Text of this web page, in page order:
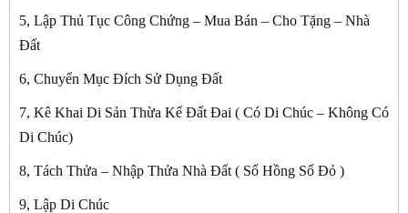
5, Lập Thủ Tục Công Chứng – Mua Bán – Cho Tặng – Nhà
Đất
6, Chuyển Mục Đích Sử Dụng Đất
7, Kê Khai Di Sản Thừa Kế Đất Đai ( Có Di Chúc – Không Có
Di Chúc)
8, Tách Thửa – Nhập Thửa Nhà Đất ( Sổ Hồng Sổ Đỏ )
9, Lập Di Chúc